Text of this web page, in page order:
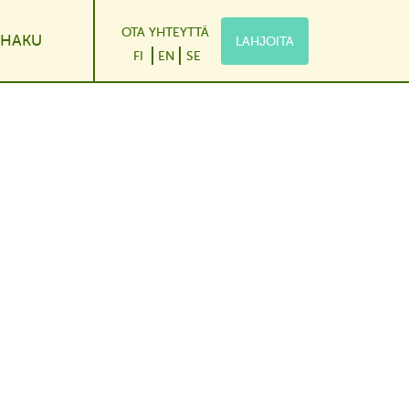
Dropdown
HAKU
FI EN SE
OTA YHTEYTTÄ
LAHJOITA